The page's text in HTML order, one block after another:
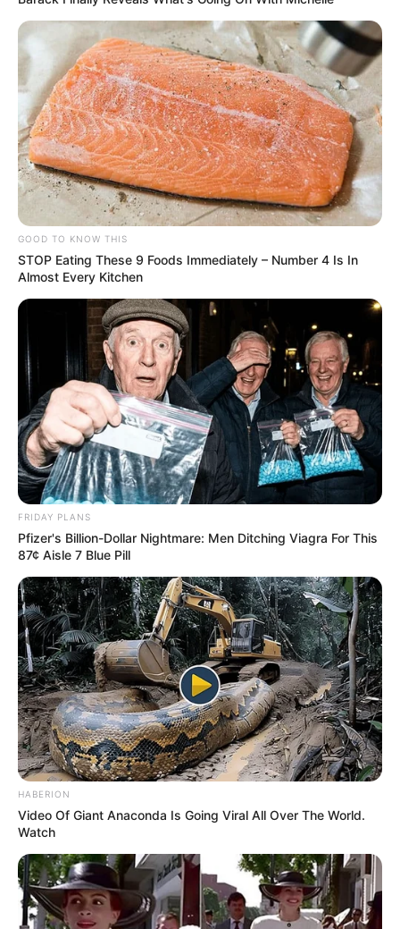
GOOD TO KNOW THIS
STOP Eating These 9 Foods Immediately – Number 4 Is In
Almost Every Kitchen
FRIDAY PLANS
Pfizer's Billion-Dollar Nightmare: Men Ditching Viagra For This
87¢ Aisle 7 Blue Pill
HABERION
Video Of Giant Anaconda Is Going Viral All Over The World.
Watch